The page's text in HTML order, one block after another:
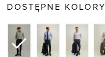
DOSTĘPNE KOLORY